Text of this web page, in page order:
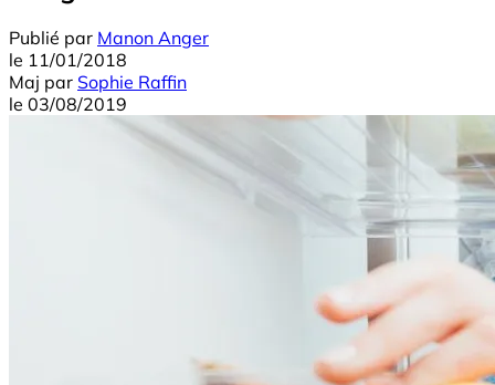
Publié par Manon Anger
le 11/01/2018
Maj par Sophie Raffin
le 03/08/2019